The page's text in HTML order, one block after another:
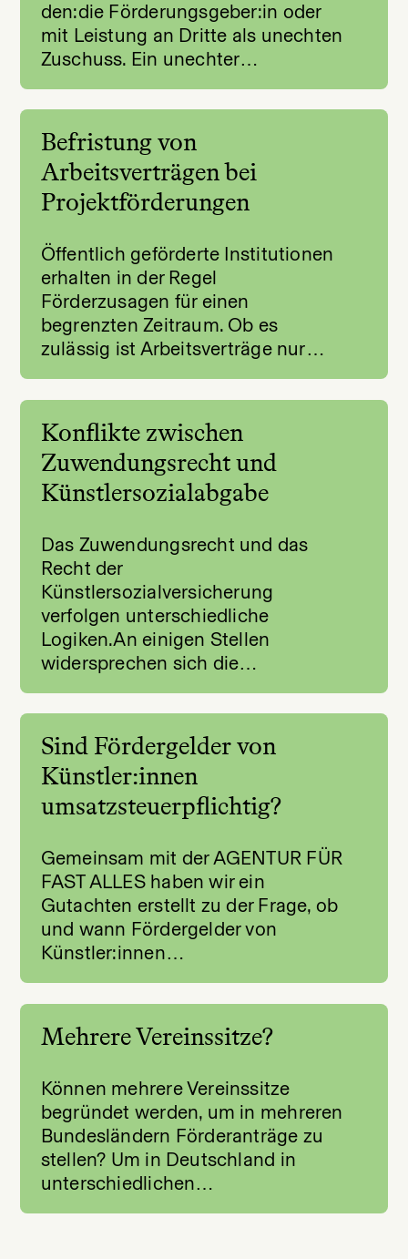
den:die Förderungsgeber:in oder
mit Leistung an Dritte als unechten
Zuschuss. Ein unechter…
Befristung von
Arbeitsverträgen bei
Projektförderungen
Öffentlich geförderte Institutionen
erhalten in der Regel
Förderzusagen für einen
begrenzten Zeitraum. Ob es
zulässig ist Arbeitsverträge nur…
Konflikte zwischen
Zuwendungsrecht und
Künstlersozialabgabe
Das Zuwendungsrecht und das
Recht der
Künstlersozialversicherung
verfolgen unterschiedliche
Logiken.An einigen Stellen
widersprechen sich die…
Sind Fördergelder von
Künstler:innen
umsatzsteuerpflichtig?
Gemeinsam mit der AGENTUR FÜR
FAST ALLES haben wir ein
Gutachten erstellt zu der Frage, ob
und wann Fördergelder von
Künstler:innen…
Mehrere Vereinssitze?
Können mehrere Vereinssitze
begründet werden, um in mehreren
Bundesländern Förderanträge zu
stellen? Um in Deutschland in
unterschiedlichen…